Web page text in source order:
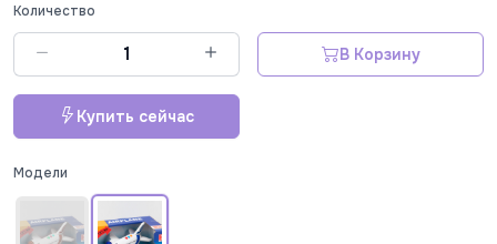
Количество
В Корзину
Купить сейчас
Модели